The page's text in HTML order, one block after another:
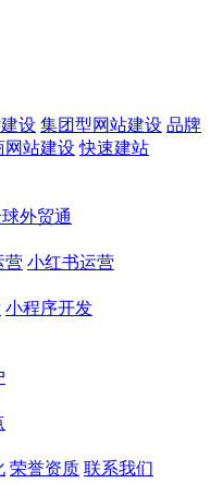
设 集团型网站建设 品牌
网站建设 快速建站
外贸通
营 小红书运营
小程序开发
荣誉资质 联系我们